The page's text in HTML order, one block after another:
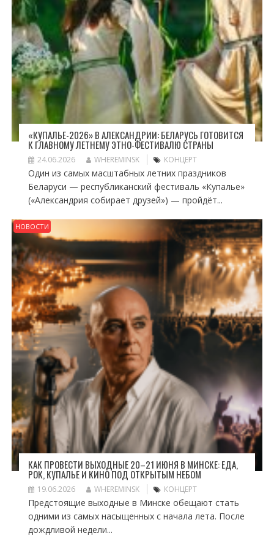
«КУПАЛЬЕ-2026» В АЛЕКСАНДРИИ: БЕЛАРУСЬ ГОТОВИТСЯ
К ГЛАВНОМУ ЛЕТНЕМУ ЭТНО-ФЕСТИВАЛЮ СТРАНЫ
24.06.2026 WHEREMINSK КОНЦЕРТ
Один из самых масштабных летних праздников
Беларуси — республиканский фестиваль «Купалье»
(«Александрия собирает друзей») — пройдёт...
НОВОСТИ
КАК ПРОВЕСТИ ВЫХОДНЫЕ 20–21 ИЮНЯ В МИНСКЕ: ЕДА,
РОК, КУПАЛЬЕ И КИНО ПОД ОТКРЫТЫМ НЕБОМ
19.06.2026 WHEREMINSK КОНЦЕРТ
Предстоящие выходные в Минске обещают стать
одними из самых насыщенных с начала лета. После
дождливой недели...